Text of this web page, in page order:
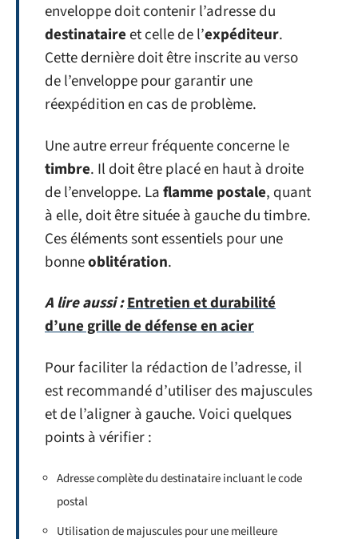
enveloppe doit contenir l’adresse du
destinataireet celle de l’expéditeur.
Cette dernière doit être inscrite au verso
de l’enveloppe pour garantir une
réexpédition en cas de problème.
Une autre erreur fréquente concerne le
timbre. Il doit être placé en haut à droite
de l’enveloppe. Laflamme postale, quant
à elle, doit être située à gauche du timbre.
Ces éléments sont essentiels pour une
bonneoblitération.
A lire aussi :Entretien et durabilité
d’une grille de défense en acier
Pour faciliter la rédaction de l’adresse, il
est recommandé d’utiliser des majuscules
et de l’aligner à gauche. Voici quelques
points à vérifier :
Adresse complète du destinataire incluant le code
postal
Utilisation de majuscules pour une meilleure